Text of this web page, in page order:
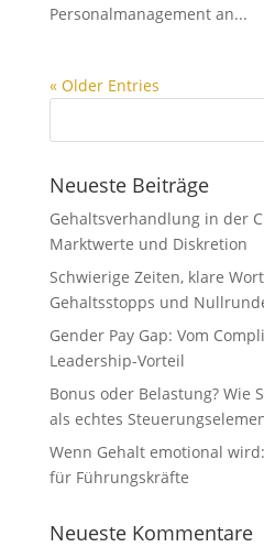
Personalmanagement an...
« Older Entries
Neueste Beiträge
Gehaltsverhandlung in der
Marktwerte und Diskretion
Schwierige Zeiten, klare
Gehaltsstopps und
Gender Pay Gap: Vom
Leadership-Vorteil
Bonus oder Belastung? Wie
als echtes
Wenn Gehalt emotional
für Führungskräfte
Neueste Kommentare